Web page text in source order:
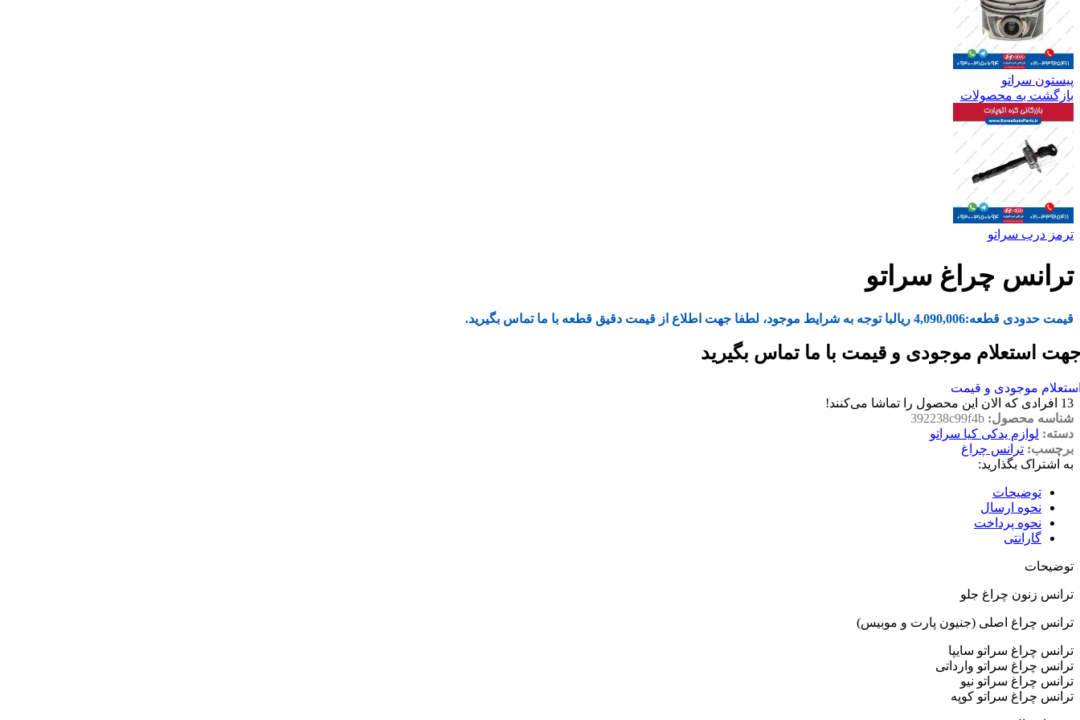
پیستون سراتو
بازگشت به محصولات
ترمز درب سراتو
ترانس چراغ سراتو
قیمت حدودی قطعه:4,090,006 ریالبا توجه به شرایط موجود، لطفا جهت اطلاع از قیمت دقیق قطعه با ما تماس بگیرید.
استعلام موجودی و قیمت با ما تماس بگیرید
موجودی و قیمت
13 افرادی که الان این محصول را تماشا می‌کنند!
شناسه محصول: 392238c99f4b
دسته: لوازم یدکی کیا سراتو
برچسب: ترانس چراغ
به اشتراک بگذارید:
توضیحات
نحوه ارسال
نحوه پرداخت
گارانتی
توضیحات
ترانس زنون چراغ جلو
ترانس چراغ اصلی (جنیون پارت و موبیس)
ترانس چراغ سراتو سایپا
ترانس چراغ سراتو وارداتی
ترانس چراغ سراتو نیو
ترانس چراغ سراتو کوپه